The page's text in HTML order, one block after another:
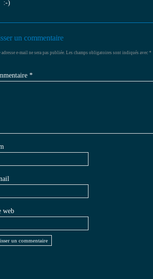
:-)
un commentaire
adresse e-mail ne sera pas publiée. Les champs obligatoires sont indiqués avec *
*
web